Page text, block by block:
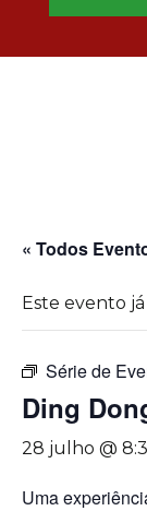
« Todos
Este evento já
Série de
Ding
28 julho @
Uma